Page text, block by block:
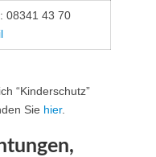
08341 43 70
“Kinderschutz”
Sie hier.